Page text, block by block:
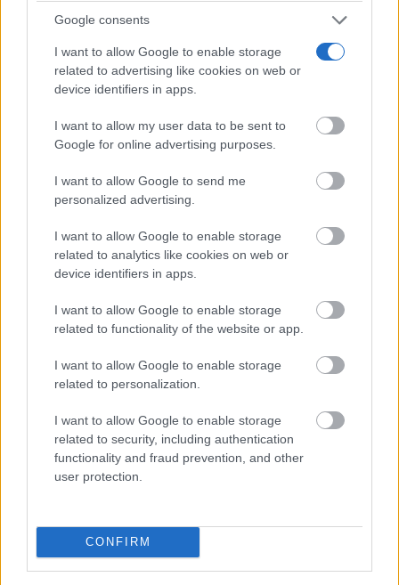
Google consents
I want to allow Google to enable storage
related to advertising like cookies on web or
device identifiers in apps.
I want to allow my user data to be sent to
Google for online advertising purposes.
I want to allow Google to send me
personalized advertising.
I want to allow Google to enable storage
related to analytics like cookies on web or
device identifiers in apps.
I want to allow Google to enable storage
related to functionality of the website or app.
I want to allow Google to enable storage
related to personalization.
I want to allow Google to enable storage
related to security, including authentication
functionality and fraud prevention, and other
user protection.
CONFIRM
Día de descanso total
Estas acciones simples, pero cargadas de afecto,
emocional de un abuelo.
Celebraciones del Día de los
Abuelos en otros países
Aunque el 26 de julio es la fecha más extendida en el
mundo hispano,otros países celebran en distintos
momentos del año:
📅 Fecha de